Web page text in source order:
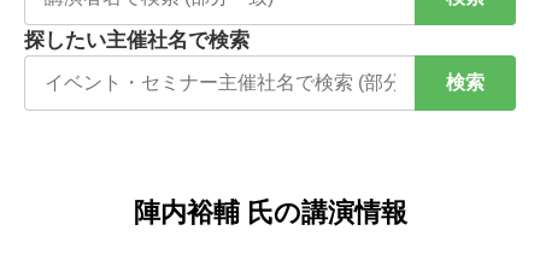
探したい主催社名で検索
検索
陣内裕輔 氏の講演情報